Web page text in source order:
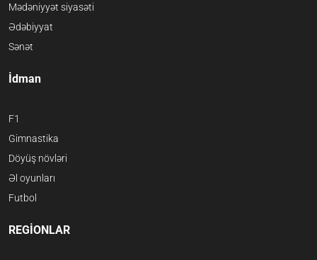
Mədəniyyət siyasəti
Ədəbiyyat
Sənət
İdman
F1
Gimnastika
Döyüş növləri
Əl oyunları
Futbol
REGİONLAR